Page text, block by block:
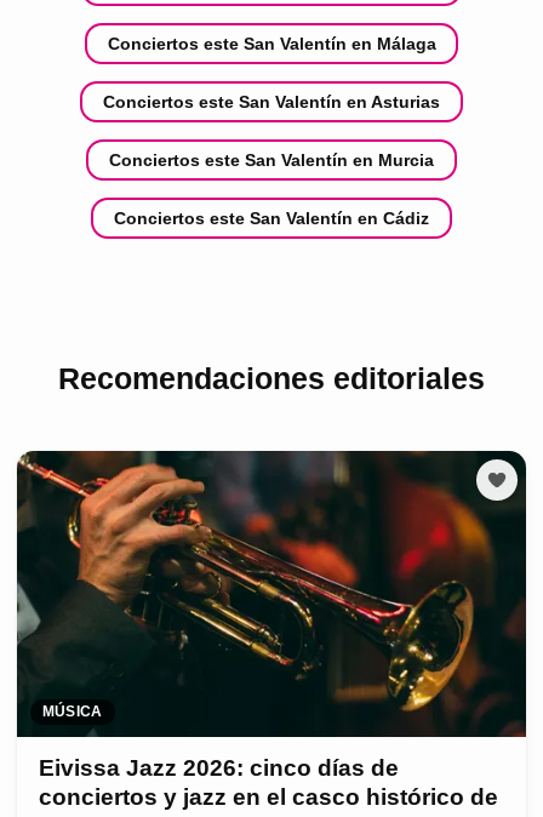
Conciertos este San Valentín en Málaga
Conciertos este San Valentín en Asturias
Conciertos este San Valentín en Murcia
Conciertos este San Valentín en Cádiz
Recomendaciones editoriales
MÚSICA
Eivissa Jazz 2026: cinco días de
conciertos y jazz en el casco histórico de